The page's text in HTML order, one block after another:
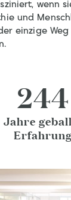
wenn
und
einzige
244
Jahre